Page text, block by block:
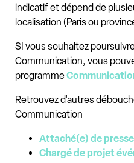
indicatif et dépend de
localisation (Paris ou
SI vous souhaitez
Communication, vous
programme
Retrouvez d'autres
Communication
Attaché(e) de presse
Chargé de projet